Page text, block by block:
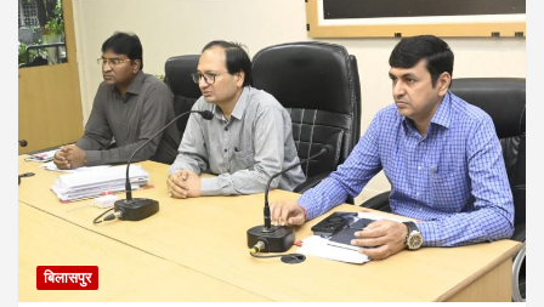
बिलासपुर